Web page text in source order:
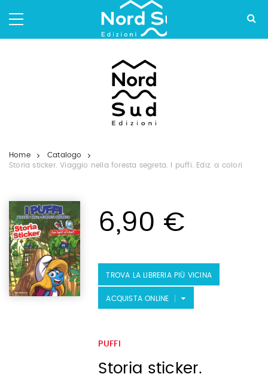
Home
Catalogo
Storia sticker. Viaggio nella foresta segreta. I puffi. Ediz. a colori
6,90 €
TROVA LA LIBRERIA PIÙ VICINA
ACQUISTA ONLINE
PUFFI
Storia sticker.